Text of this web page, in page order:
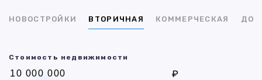
НОВОСТРОЙКИ ВТОРИЧНАЯ КОММЕРЧЕСКАЯ ДОМ
Стоимость недвижимости
₽